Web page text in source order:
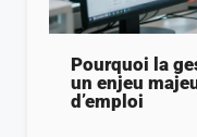
Pourquoi la
un enjeu
d’emploi